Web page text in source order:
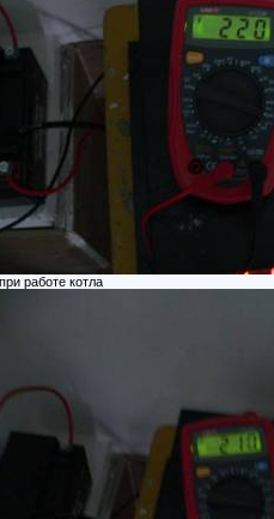
работе котла